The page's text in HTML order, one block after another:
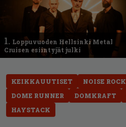
1. Loppuvuoden Hellsinki Metal
Cruisen esiintyjät julki
KEIKKAUUTISET NOISE ROCK
DOME RUNNER
DOMKRAFT
HAYSTACK